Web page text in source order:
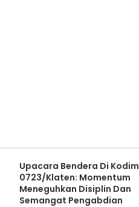
Upacara Bendera Di Kodim
0723/Klaten: Momentum
Meneguhkan Disiplin Dan
Semangat Pengabdian